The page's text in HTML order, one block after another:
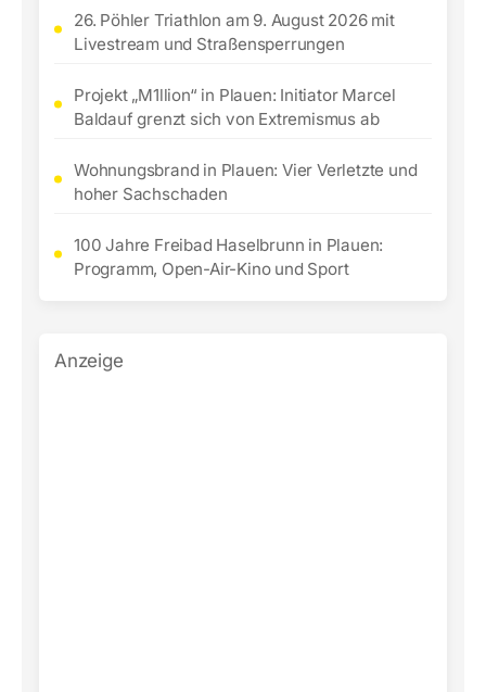
26. Pöhler Triathlon am 9. August 2026 mit
Livestream und Straßensperrungen
Projekt „M1llion“ in Plauen: Initiator Marcel
Baldauf grenzt sich von Extremismus ab
Wohnungsbrand in Plauen: Vier Verletzte und
hoher Sachschaden
100 Jahre Freibad Haselbrunn in Plauen:
Programm, Open-Air-Kino und Sport
Anzeige